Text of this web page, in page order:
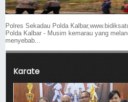
Polres Sekadau Polda
Polda Kalbar - Musim kemarau yang
menyebab...
Karate